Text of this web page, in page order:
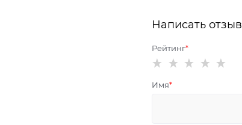
Написать отзыв
Рейтинг
Имя